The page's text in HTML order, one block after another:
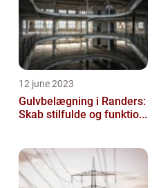
12 june 2023
Gulvbelægning i Randers:
Skab stilfulde og funktio...